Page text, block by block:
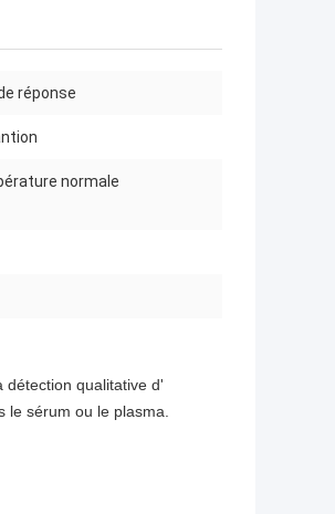
réponse
normale
détection qualitative d'
le sérum ou le plasma.